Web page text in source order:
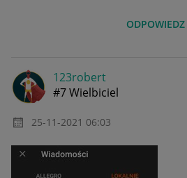
ODPOWIEDZ
123robert
#7 Wielbiciel
‎25-11-2021 06:03